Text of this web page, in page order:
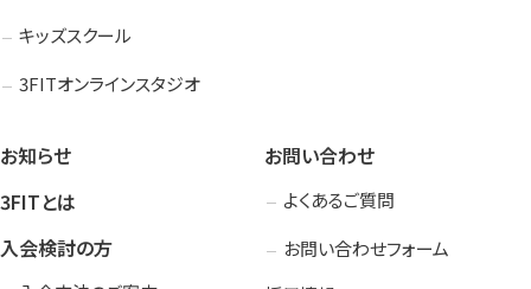
キッズスクール
3FITオンラインスタジオ
お知らせ
3FITとは
入会検討の方
お問い合わせ
よくあるご質問
お問い合わせフォーム